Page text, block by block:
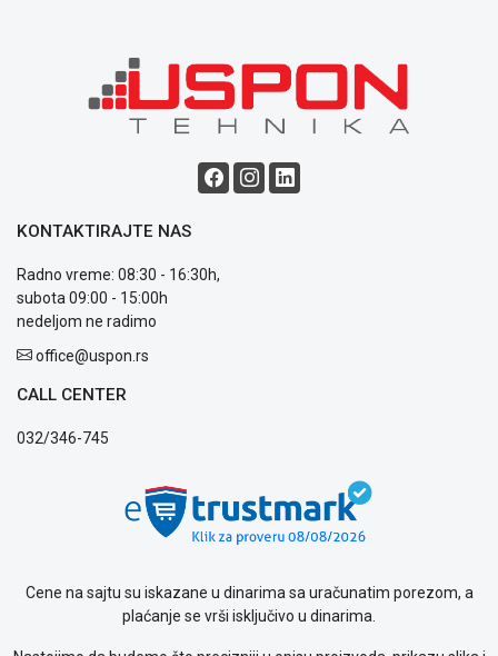
KONTAKTIRAJTE NAS
Radno vreme: 08:30 - 16:30h,
subota 09:00 - 15:00h
nedeljom ne radimo
office@uspon.rs
CALL CENTER
032/346-745
Cene na sajtu su iskazane u dinarima sa uračunatim porezom, a
plaćanje se vrši isključivo u dinarima.